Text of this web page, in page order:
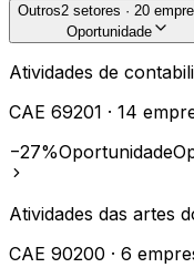
Outros2 setores · 20
Oportunidade
Atividades de
CAE 69201 · 14
−27%Oportunidade
Atividades das artes
CAE 90200 · 6